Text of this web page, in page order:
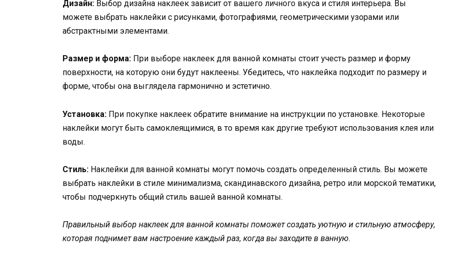
Дизайн: Выбор дизайна наклеек зависит от вашего личного вкуса и стиля интерьера. Вы
можете выбрать наклейки с рисунками, фотографиями, геометрическими узорами или
абстрактными элементами.
Размер и форма: При выборе наклеек для ванной комнаты стоит учесть размер и форму
поверхности, на которую они будут наклеены. Убедитесь, что наклейка подходит по размеру и
форме, чтобы она выглядела гармонично и эстетично.
Установка: При покупке наклеек обратите внимание на инструкции по установке. Некоторые
наклейки могут быть самоклеящимися, в то время как другие требуют использования клея или
воды.
Стиль: Наклейки для ванной комнаты могут помочь создать определенный стиль. Вы можете
выбрать наклейки в стиле минимализма, скандинавского дизайна, ретро или морской тематики,
чтобы подчеркнуть общий стиль вашей ванной комнаты.
Правильный выбор наклеек для ванной комнаты поможет создать уютную и стильную атмосферу,
которая поднимет вам настроение каждый раз, когда вы заходите в ванную.